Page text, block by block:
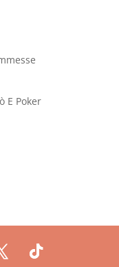
E Poker